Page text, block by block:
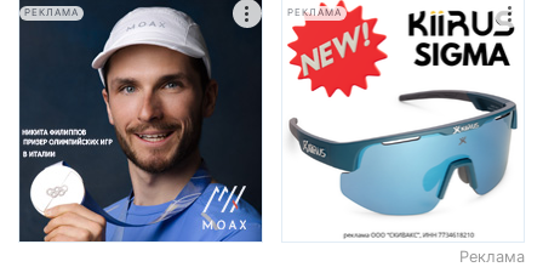
РЕКЛАМА РЕКЛАМА
Реклама